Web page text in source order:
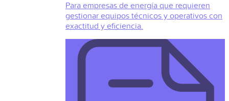
Para empresas de energía que requieren
gestionar equipos técnicos y operativos con
exactitud y eficiencia.